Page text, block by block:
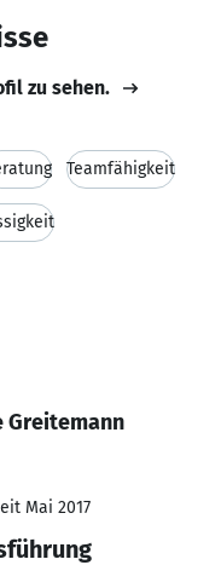
zu sehen.
Teamfähigkeit
Greitemann
Mai 2017